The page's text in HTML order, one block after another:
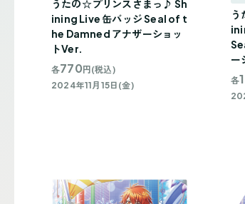
うたの☆プリンスさまっ♪ Sh
ining Live 缶バッジ Seal of t
he Damned アナザーショッ
トVer.
各770 円(税込)
2024年11月15日(金)
ー
各